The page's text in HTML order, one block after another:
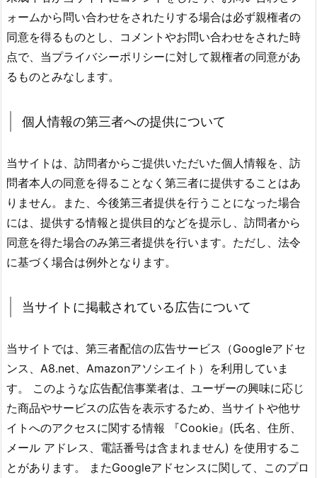
ォームから問い合わせをされたりする場合は必ず親権者の
同意を得るものとし、コメントやお問い合わせをされた時
点で、当プライバシーポリシーに対して親権者の同意があ
るものとみなします。
個人情報の第三者への提供について
当サイトは、訪問者からご提供いただいた個人情報を、訪
問者本人の同意を得ることなく第三者に提供することはあ
りません。また、今後第三者提供を行うことになった場合
には、提供する情報と提供目的などを提示し、訪問者から
同意を得た場合のみ第三者提供を行います。ただし、法令
に基づく場合は例外となります。
当サイトに掲載されている広告について
当サイトでは、第三者配信の広告サービス（Googleアドセ
ンス、A8.net、Amazonアソシエイト）を利用していま
す。 このような広告配信事業者は、ユーザーの興味に応じ
た商品やサービスの広告を表示するため、当サイトや他サ
イトへのアクセスに関する情報 『Cookie』(氏名、住所、
メール アドレス、電話番号は含まれません) を使用するこ
とがあります。 またGoogleアドセンスに関して、このプロ